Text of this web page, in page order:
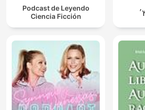
Podcast de Leyendo
Ciencia Ficción